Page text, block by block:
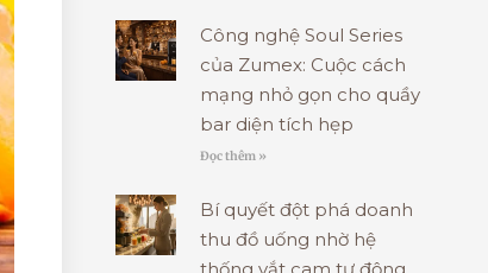
Công nghệ Soul Series
của Zumex: Cuộc cách
mạng nhỏ gọn cho quầy
bar diện tích hẹp
Đọc thêm »
Bí quyết đột phá doanh
thu đồ uống nhờ hệ
thống vắt cam tự động